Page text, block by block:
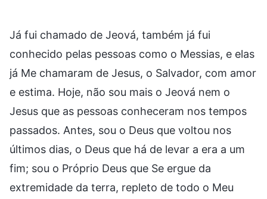
Já fui chamado de Jeová, também já fui
conhecido pelas pessoas como o Messias, e elas
já Me chamaram de Jesus, o Salvador, com amor
e estima. Hoje, não sou mais o Jeová nem o
Jesus que as pessoas conheceram nos tempos
passados. Antes, sou o Deus que voltou nos
últimos dias, o Deus que há de levar a era a um
fim; sou o Próprio Deus que Se ergue da
extremidade da terra, repleto de todo o Meu